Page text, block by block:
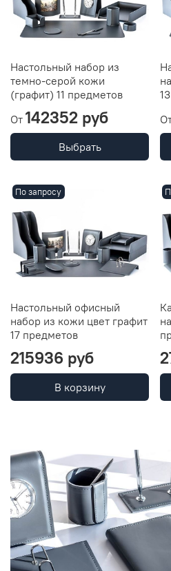
Настольный набор из
темно-серой кожи
(графит) 11 предметов
От 142352 руб
Выбрать
По запросу
Настольный офисный
набор из кожи цвет графит
17 предметов
215936 руб
В корзину